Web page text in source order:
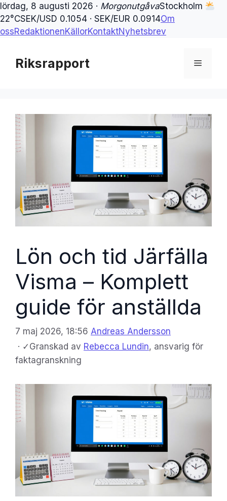
lördag, 8 augusti 2026 · MorgonutgåvaStockholm
22°CSEK/USD 0.1054 · SEK/EUR 0.0914Om
ossRedaktionenKällorKontaktNyhetsbrev
innehållRiksrapport Meny
Lön och tid Järfälla
Visma – Komplett
guide för anställda
7 maj 2026, 18:56 Andreas Andersson
· ✓Granskad av Rebecca Lundin, ansvarig för
faktagranskning